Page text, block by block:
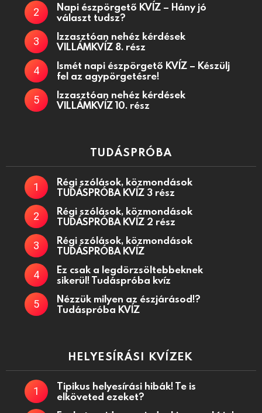
Napi észpörgető KVÍZ – Hány jó
választ tudsz?
Izzasztóan nehéz kérdések
VILLÁMKVÍZ 8. rész
Ismét napi észpörgető KVÍZ – Készülj
fel az agypörgetésre!
Izzasztóan nehéz kérdések
VILLÁMKVÍZ 10. rész
TUDÁSPRÓBA
Régi szólások, közmondások
TUDÁSPRÓBA KVÍZ 3 rész
Régi szólások, közmondások
TUDÁSPRÓBA KVÍZ 2 rész
Régi szólások, közmondások
TUDÁSPRÓBA KVÍZ
Ez csak a legdörzsöltebbeknek
sikerül! Tudáspróba kvíz
Nézzük milyen az észjárásod!?
Tudáspróba KVÍZ
HELYESÍRÁSI KVÍZEK
Tipikus helyesírási hibák! Te is
elköveted ezeket?